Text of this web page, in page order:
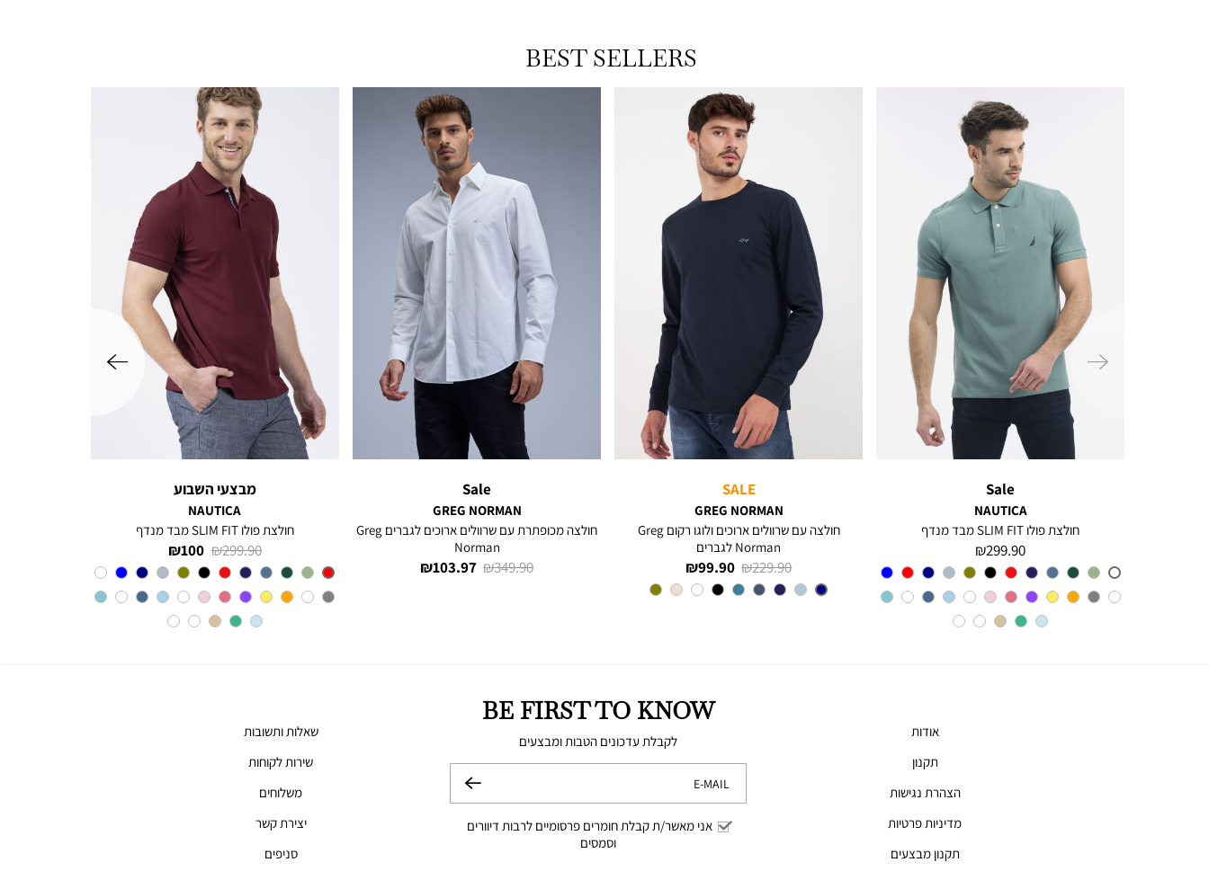
BEST SELLERS
ימינה
Sale
NAUTICA
חולצת פולו SLIM FIT מבד מנדף
מחיר
מוצר
299.90 ₪
צבע
A6M
SALE
GREG NORMAN
חולצה עם שרוולים ארוכים ולוגו רקום Greg
Norman לגברים
מחיר
מוצר
99.90 ₪
מחיר
רגיל
229.90 ₪
צבע
NAVY
Sale
GREG NORMAN
חולצה מכופתרת עם שרוולים ארוכים לגברים Greg
Norman
מחיר
103.97 ₪
מחיר
349.90 ₪
מבצעי השבוע
NAUTICA
חולצת פולו SLIM FIT מבד מנדף
מחיר
מוצר
100 ₪
מחיר
רגיל
299.90 ₪
צבע
Red
שמאלה
BE FIRST TO KNOW
לקבלת עדכונים הטבות ומבצעים
E-MAIL
אני מאשר/ת קבלת חומרים פרסומיים לרבות דיוורים
וסמסים
שלח
אודות
תקנון
הצהרת נגישות
מדיניות פרטיות
תקנון מבצעים
שאלות ותשובות
שירות לקוחות
משלוחים
יצירת קשר
סניפים